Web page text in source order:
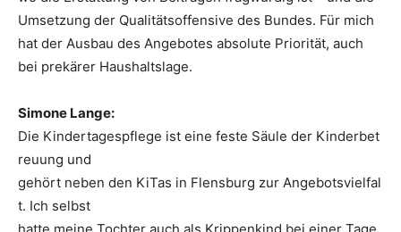
Umsetzung der Qualitätsoffensive des Bundes. Für mich
hat der Ausbau des Angebotes absolute Priorität, auch
bei prekärer Haushaltslage.
Simone Lange:
Die Kindertagespflege ist eine feste Säule der Kinderbet
reuung und
gehört neben den KiTas in Flensburg zur Angebotsvielfal
t. Ich selbst
hatte meine Tochter auch als Krippenkind bei einer Tage